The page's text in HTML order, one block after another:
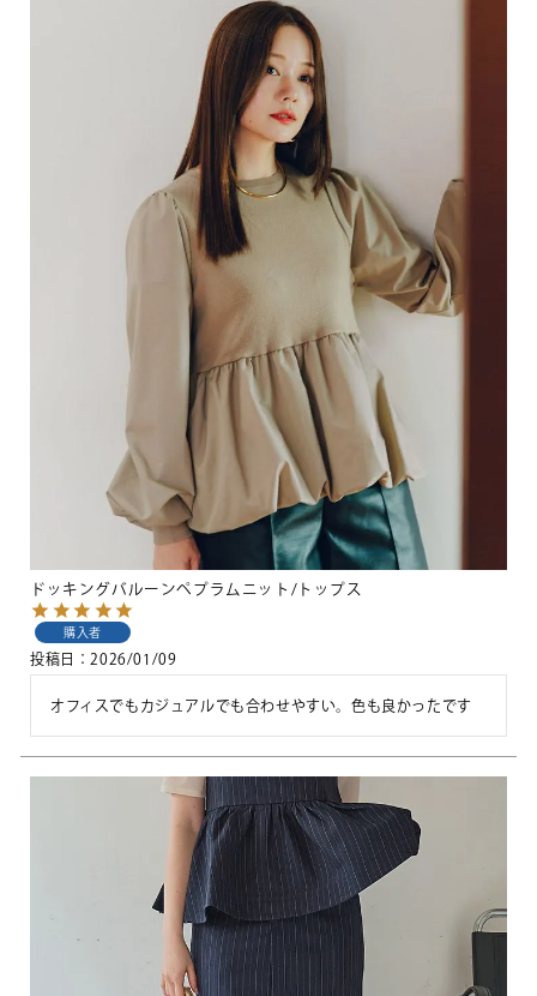
ドッキングバルーンペプラムニット/トップス
購入者
投稿日 2026/01/09
オフィスでもカジュアルでも合わせやすい。色も良かったです